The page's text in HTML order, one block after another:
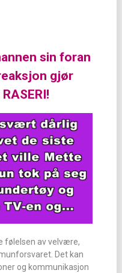
sin foran
gjør
følelsen av velvære,
Det kan
og kommunikasjon